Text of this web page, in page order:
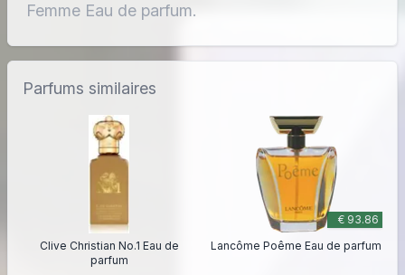
Femme Eau de parfum.
Parfums similaires
Clive Christian No.1 Eau de
parfum
€ 93.86
Lancôme Poême Eau de parfum